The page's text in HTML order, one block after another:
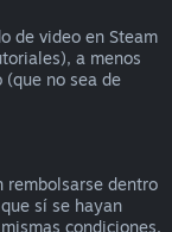
de video en Steam
a menos
(que no sea de
rembolsarse dentro
sí se hayan
condiciones,